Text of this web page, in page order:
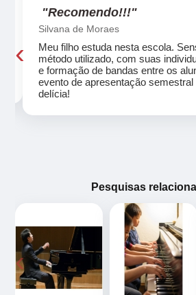
"Recomendo!!!"
Silvana de Moraes
Meu filho estuda nesta escola.
método utilizado, com suas
e formação de bandas entre os
evento de apresentação semestral
delícia!
‹
Pesquisas
‹